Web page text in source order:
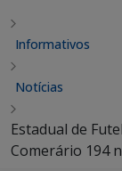
Informativos
Notícias
Estadual de
Comerário 194